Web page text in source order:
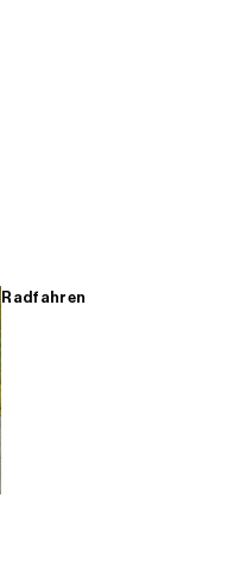
Radfahren